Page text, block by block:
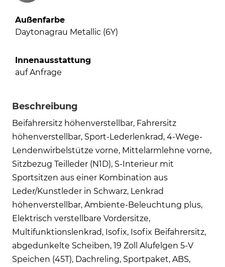
Außenfarbe
Daytonagrau Metallic (6Y)
Innenausstattung
auf Anfrage
Beschreibung
Beifahrersitz höhenverstellbar, Fahrersitz
höhenverstellbar, Sport-Lederlenkrad, 4-Wege-
Lendenwirbelstütze vorne, Mittelarmlehne vorne,
Sitzbezug Teilleder (N1D), S-Interieur mit
Sportsitzen aus einer Kombination aus
Leder/Kunstleder in Schwarz, Lenkrad
höhenverstellbar, Ambiente-Beleuchtung plus,
Elektrisch verstellbare Vordersitze,
Multifunktionslenkrad, Isofix, Isofix Beifahrersitz,
abgedunkelte Scheiben, 19 Zoll Alufelgen 5-V
Speichen (45T), Dachreling, Sportpaket, ABS,